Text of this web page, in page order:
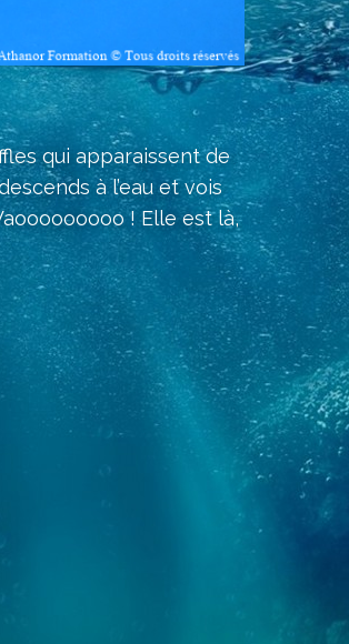
qui apparaissent de
à l’eau et vois
! Elle est là,